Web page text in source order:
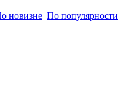
новизне По популярности